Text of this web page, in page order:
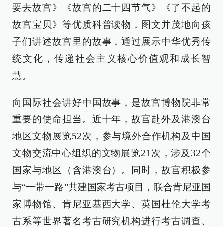
要去故宫》《故宫的二十四节气》《了不起的
故宫宝贝》等优质科普读物，图文并茂地向孩
子们讲述故宫里的故事，通过展示中华优秀传
统文化，传递社会主义核心价值观和成长智
慧。
向国际社会讲好中国故事，是故宫博物院非常
重要的使命担当。近十年，故宫赴外及港澳台
地区文物展览52次，参与境外合作机构及中国
文物交流中心组织的文物展览21次，涉及32个
国家与地区（含港澳台）。同时，故宫积极参
与“一带一路”共建国家考古项目，联合肯尼亚国
家博物馆、肯尼亚基西大学、英国杜伦大学考
古系等世界著名考古研究机构进行考古调查、